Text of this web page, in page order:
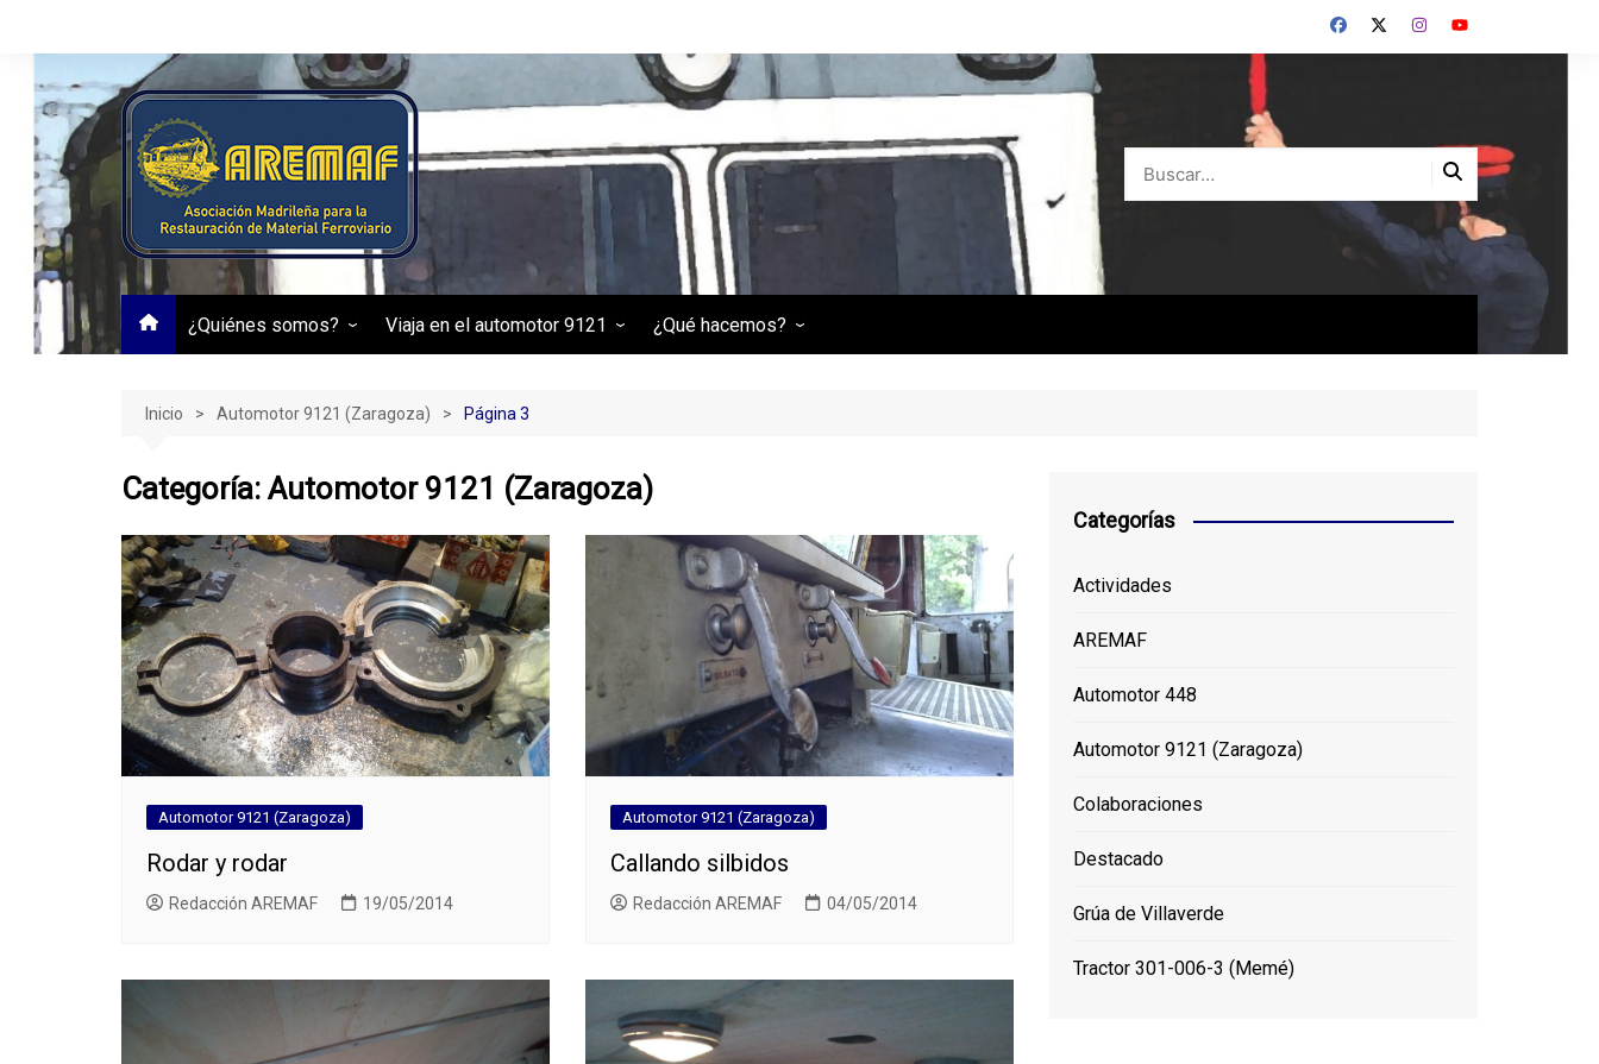
¿Quiénes somos? Viaja en el automotor 9121 ¿Qué hacemos?
Furgón calderín (DDT-8043)
Vagón J (VSO-1027)
Grúa de instalaciones fijas
Cuadro de mandos de la
estación de Gascones-
Buitrago
Dresina de control de vía
Relés de vía
Señal baja Ericsson
Otras colaboraciones
Inicio Automotor 9121 (Zaragoza) Página 3
Categoría:Automotor 9121 (Zaragoza)
Automotor 9121 (Zaragoza)
Rodar y rodar
Redacción AREMAF 19/05/2014
Automotor 9121 (Zaragoza)
Callando silbidos
Redacción AREMAF 04/05/2014
Categorías
Actividades
AREMAF
Automotor 448
Automotor 9121 (Zaragoza)
Colaboraciones
Destacado
Grúa de Villaverde
Tractor 301-006-3 (Memé)